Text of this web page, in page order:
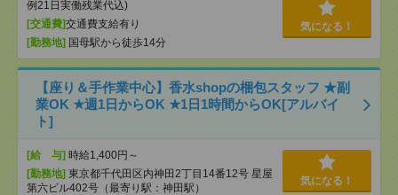
例21日実働残業代込)
[交通費]交通費支給有り
[勤務地] 国母駅から徒歩14分
気になる！
【座り＆手作業中心】香水shopの梱包スタッフ ★副
業OK ★週1日からOK ★1日1時間からOK[アルバイ
ト]
[給 与] 時給1,400円～
[勤務地] 東京都千代田区内神田2丁目14番12号 星屋
第六ビル402号（最寄り駅：神田駅）
気になる！